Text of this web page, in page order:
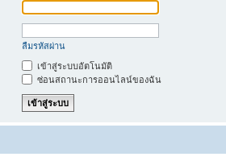
ลืมรหัสผ่าน
เข้าสู่ระบบอัตโนมัติ
ซ่อนสถานะการออนไลน์ของฉัน